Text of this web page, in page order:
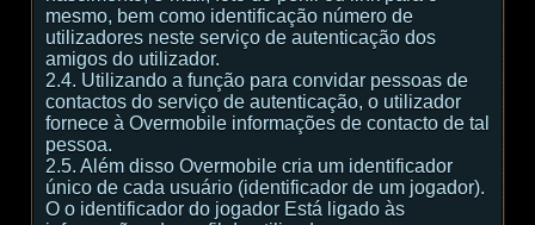
mesmo, bem como identificação número de
utilizadores neste serviço de autenticação dos
amigos do utilizador.
2.4. Utilizando a função para convidar pessoas de
contactos do serviço de autenticação, o utilizador
fornece à Overmobile informações de contacto de tal
pessoa.
2.5. Além disso Overmobile cria um identificador
único de cada usuário (identificador de um jogador).
O o identificador do jogador Está ligado às